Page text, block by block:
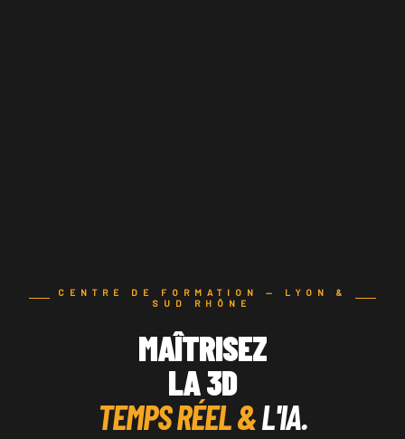
CENTRE DE FORMATION — LYON &
SUD RHÔNE
MAÎTRISEZ
LA 3D
TEMPS RÉEL &L'IA.